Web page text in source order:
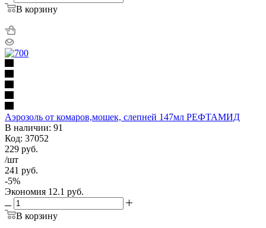
В корзину
Аэрозоль от комаров,мошек, слепней 147мл РЕФТАМИД
В наличии: 91
Код: 37052
229 руб.
/шт
241 руб.
-5%
Экономия 12.1 руб.
В корзину